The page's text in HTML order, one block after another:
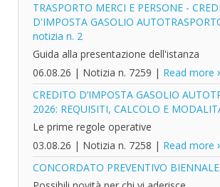
TRASPORTO MERCI E PERSONE -
D'IMPOSTA GASOLIO
notizia n. 2
Guida alla presentazione dell'istanza
06.08.26 | Notizia n. 7259 | Read more
CREDITO D’IMPOSTA GASOLIO
2026: REQUISITI, CALCOLO E
Le prime regole operative
03.08.26 | Notizia n. 7258 | Read more
CONCORDATO PREVENTIVO